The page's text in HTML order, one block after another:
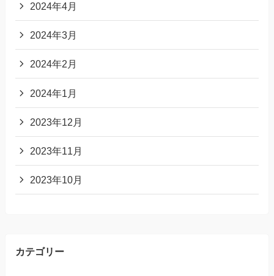
2024年4月
2024年3月
2024年2月
2024年1月
2023年12月
2023年11月
2023年10月
カテゴリー